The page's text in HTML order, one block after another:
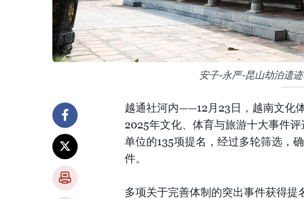
安子-永严-昆山劫泊遗
越通社河内——12月23日，越南文化
2025年文化、体育与旅游十大事件
单位的135项提名，经过多轮筛选，
件。
多项关于完善体制的突出事件获得提